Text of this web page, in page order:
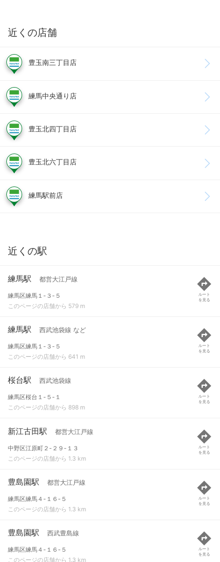
近くの店舗
豊玉南三丁目店
練馬中央通り店
豊玉北四丁目店
豊玉北六丁目店
練馬駅前店
近くの駅
練馬駅 都営大江戸線
練馬区練馬１-３-５
このページの店舗から 579 m
ルート
を見る
練馬駅 西武池袋線 など
練馬区練馬１-３-５
このページの店舗から 641 m
ルート
を見る
桜台駅 西武池袋線
練馬区桜台１-５-１
このページの店舗から 898 m
ルート
を見る
新江古田駅 都営大江戸線
中野区江原町２-２９-１３
このページの店舗から 1.3 km
ルート
を見る
豊島園駅 都営大江戸線
練馬区練馬４-１６-５
このページの店舗から 1.3 km
ルート
を見る
豊島園駅 西武豊島線
練馬区練馬４-１６-５
このページの店舗から 1.3 km
ルート
を見る